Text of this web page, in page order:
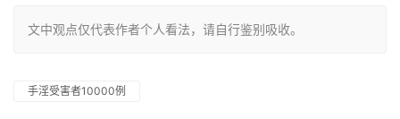
文中观点仅代表作者个人看法，请自行鉴别吸收。
手淫受害者10000例